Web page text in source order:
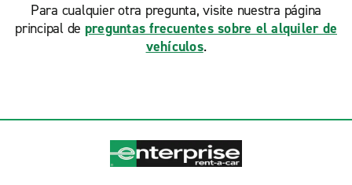
Para cualquier otra pregunta, visite nuestra página
principal de preguntas frecuentes sobre el alquiler de
vehículos.